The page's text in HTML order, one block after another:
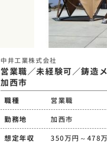
中井工業株式会社
営業職／未経験可／鋳造
加西市
職種
営業職
勤務地
加西市
想定年収
350万円～478